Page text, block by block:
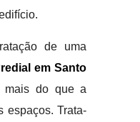
de uma
em Santo
mais do que a
espaços. Trata-